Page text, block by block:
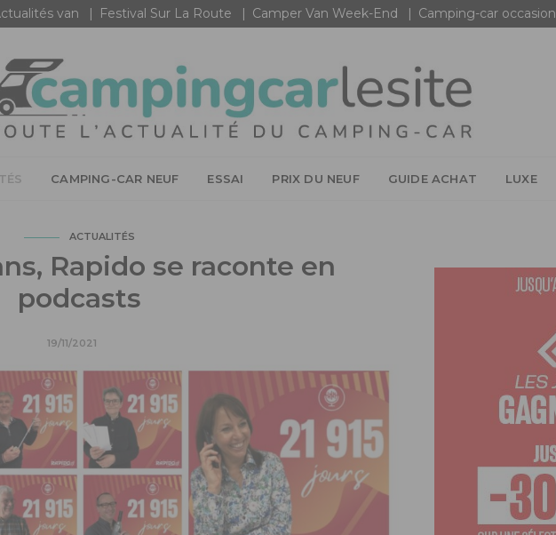
van Festival Sur La Route Camper Van Week-End Camping-car occasion
CAMPING-CAR NEUF ESSAI PRIX DU NEUF GUIDE ACHAT LUXE
ACTUALITÉS
Rapido se raconte en
podcasts
19/11/2021